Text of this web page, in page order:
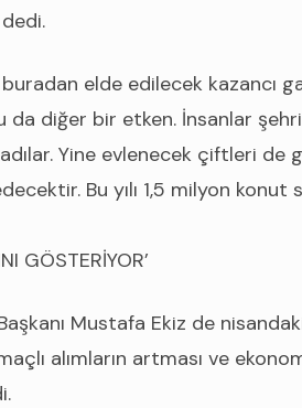
elde edilecek kazancı
diğer bir etken. İnsanlar
Yine evlenecek çiftleri de
Bu yılı 1,5 milyon konut
GÖSTERİYOR’
Mustafa Ekiz de
alımların artması ve